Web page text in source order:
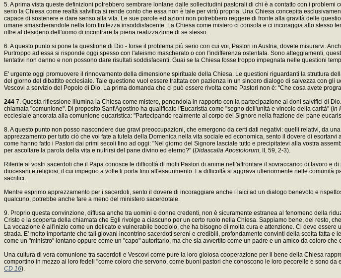
5. A prima vista queste definizioni potrebbero sembrare lontane dalle sollecitudini pastorali di chi è a contatto con i
serio la Chiesa come realtà salvifica si rende conto che essa non è tale per virtù propria. Una Chiesa concepita
capace di sostenere e dare senso alla vita. Le sue parole ed azioni non potrebbero reggere di fronte alla gravità delle
umane smascherandole nella loro finitezza insoddisfacente. La Chiesa come mistero ci consola e ci incoraggia allo stesso
offre al desiderio dell'uomo di incontrare la piena realizzazione di se stesso.
6. A questo punto si pone la questione di Dio - forse il problema più serio con cui voi, Pastori in Austria, dovete misurarvi.
Purtroppo ad essa si risponde oggi spesso con l'ateismo mascherato o con l'indifferenza ostentata. Sono atteggiamenti,
tentativi non danno e non possono dare risultati soddisfacenti. Guai se la Chiesa fosse troppo impegnata nelle questioni
E' urgente oggi promuovere il rinnovamento della dimensione spirituale della Chiesa. Le questioni riguardanti la struttura
del giorno del dibattito ecclesiale. Tale questione vuol essere trattata con pazienza in un sincero dialogo di salvezza con
Vescovi a servizio del Popolo di Dio. La prima domanda che ci può essere rivolta come Pastori non è: "Che cosa avete
244 7. Questa riflessione illumina la Chiesa come mistero, ponendola in rapporto con la partecipazione ai doni salvifici di
chiamata "comunione". Di proposito Sant'Agostino ha qualificato l'Eucaristia come "segno dell'unità e vincolo della carità" (In
ecclesiale ancorata alla comunione eucaristica: "Partecipando realmente al corpo del Signore nella frazione del pane
8. A questo punto non posso nascondere due gravi preoccupazioni, che emergono da certi dati negativi: quelli relativi, da
apprezzamento per tutto ciò che voi fate a tutela della Domenica nella vita sociale ed economica, sento il dovere di
come hanno fatto i Pastori dai primi secoli fino ad oggi: "Nel giorno del Signore lasciate tutto e precipitatevi alla vostra
per ascoltare la parola della vita e nutrirsi del pane divino ed eterno?" (Didascalia Apostolorum , II, 59, 2-3).
Riferite ai vostri sacerdoti che il Papa conosce le difficoltà di molti Pastori di anime nell'affrontare il sovraccarico di lavoro
diocesani e religiosi, il cui impegno a volte li porta fino all'esaurimento. La difficoltà si aggrava ulteriormente nelle
sacrifici.
Mentre esprimo apprezzamento per i sacerdoti, sento il dovere di incoraggiare anche i laici ad un dialogo benevolo e
qualcuno, potrebbe anche fare a meno del ministero sacerdotale.
9. Proprio questa convinzione, diffusa anche tra uomini e donne credenti, non è sicuramente estranea al fenomeno della
Cristo e la scoperta della chiamata che Egli rivolge a ciascuno per un certo ruolo nella Chiesa. Sappiamo bene, del resto,
La vocazione è all'inizio come un delicato e vulnerabile bocciolo, che ha bisogno di molta cura e attenzione. Ci deve
strada. E' molto importante che tali giovani incontrino sacerdoti sereni e credibili, profondamente convinti della scelta fatta
come un "ministro" lontano oppure come un "capo" autoritario, ma che sia avvertito come un padre e un amico da coloro che
Una cultura di vera comunione tra sacerdoti e Vescovi come pure la loro gioiosa cooperazione per il bene della Chiesa
comportino in mezzo ai loro fedeli "come coloro che servono, come buoni pastori che conoscono le loro pecorelle e sono
CD 16).